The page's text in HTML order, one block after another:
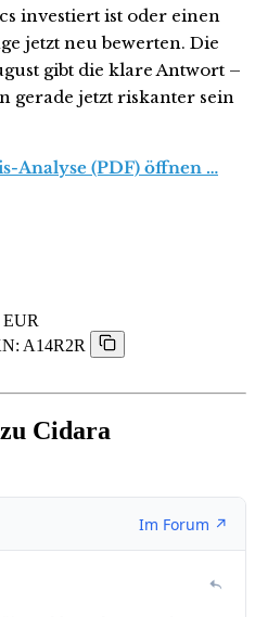
investiert ist oder einen
jetzt neu bewerten. Die
gibt die klare Antwort –
gerade jetzt riskanter sein
Analyse (PDF) öffnen …
EUR
A14R2R
Cidara